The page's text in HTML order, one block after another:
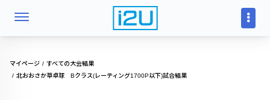
マイページ
すべての大会結果
北おおさか草卓球 Bクラス(レーティング1700P以下)試合結果